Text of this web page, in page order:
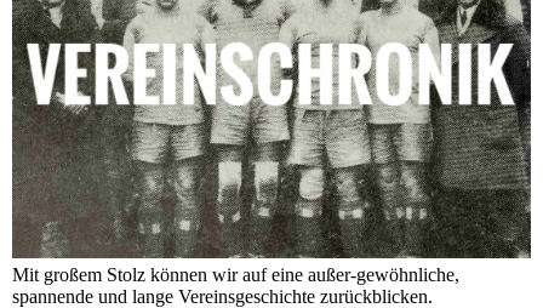
Mit großem Stolz können wir auf eine außer-gewöhnliche,
spannende und lange Vereinsgeschichte zurückblicken.